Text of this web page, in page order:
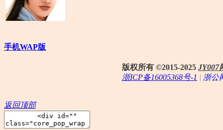
手机WAP版
版权所有 ©2015-2025 JY007
浙ICP备16005368号-1 | 浙公
返回顶部